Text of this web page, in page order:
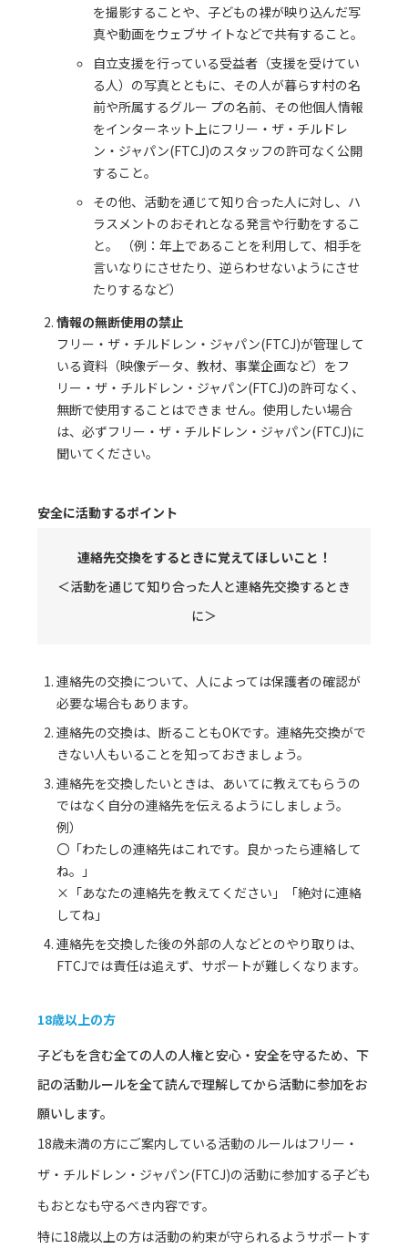
を撮影することや、子どもの裸が映り込んだ写
真や動画をウェブサ イトなどで共有すること。
自立支援を行っている受益者（支援を受けてい
る人）の写真とともに、その人が暮らす村の名
前や所属するグルー プの名前、その他個人情報
をインターネット上にフリー・ザ・チルドレ
ン・ジャパン(FTCJ)のスタッフの許可なく公開
すること。
その他、活動を通じて知り合った人に対し、ハ
ラスメントのおそれとなる発言や行動をするこ
と。 （例：年上であることを利用して、相手を
言いなりにさせたり、逆らわせないようにさせ
たりするなど）
情報の無断使用の禁止
フリー・ザ・チルドレン・ジャパン(FTCJ)が管理して
いる資料（映像データ、教材、事業企画など）をフ
リー・ザ・チルドレン・ジャパン(FTCJ)の許可なく、
無断で使用することはできま せん。使用したい場合
は、必ずフリー・ザ・チルドレン・ジャパン(FTCJ)に
聞いてください。
安全に活動するポイント
連絡先交換をするときに覚えてほしいこと！
＜活動を通じて知り合った人と連絡先交換するとき
に＞
連絡先の交換について、人によっては保護者の確認が
必要な場合もあります。
連絡先の交換は、断ることもOKです。連絡先交換がで
きない人もいることを知っておきましょう。
連絡先を交換したいときは、あいてに教えてもらうの
ではなく自分の連絡先を伝えるようにしましょう。
例）
〇「わたしの連絡先はこれです。良かったら連絡して
ね。」
×「あなたの連絡先を教えてください」「絶対に連絡
してね」
連絡先を交換した後の外部の人などとのやり取りは、
FTCJでは責任は追えず、サポートが難しくなります。
18歳以上の方
子どもを含む全ての人の人権と安心・安全を守るため、下
記の活動ルールを全て読んで理解してから活動に参加をお
願いします。
18歳未満の方にご案内している活動のルールはフリー・
ザ・チルドレン・ジャパン(FTCJ)の活動に参加する子ども
もおとなも守るべき内容です。
特に18歳以上の方は活動の約束が守られるようサポートす